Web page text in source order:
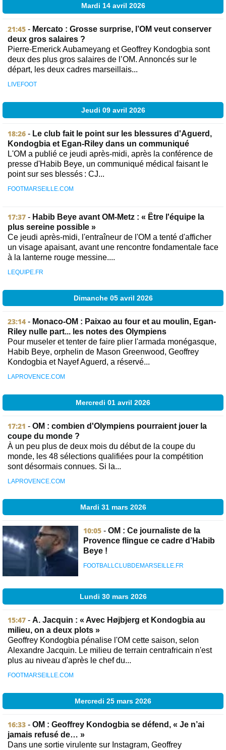
Mardi 14 avril 2026
21:45 - Mercato : Grosse surprise, l’OM veut conserver
deux gros salaires ?
Pierre-Emerick Aubameyang et Geoffrey Kondogbia sont
deux des plus gros salaires de l’OM. Annoncés sur le
départ, les deux cadres marseillais...
LIVEFOOT
Jeudi 09 avril 2026
18:26 - Le club fait le point sur les blessures d'Aguerd,
Kondogbia et Egan-Riley dans un communiqué
L'OM a publié ce jeudi après-midi, après la conférence de
presse d'Habib Beye, un communiqué médical faisant le
point sur ses blessés : CJ...
FOOTMARSEILLE.COM
17:37 - Habib Beye avant OM-Metz : « Être l'équipe la
plus sereine possible »
Ce jeudi après-midi, l'entraîneur de l'OM a tenté d'afficher
un visage apaisant, avant une rencontre fondamentale face
à la lanterne rouge messine....
LEQUIPE.FR
Dimanche 05 avril 2026
23:14 - Monaco-OM : Paixao au four et au moulin, Egan-
Riley nulle part... les notes des Olympiens
Pour museler et tenter de faire plier l'armada monégasque,
Habib Beye, orphelin de Mason Greenwood, Geoffrey
Kondogbia et Nayef Aguerd, a réservé...
LAPROVENCE.COM
Mercredi 01 avril 2026
17:21 - OM : combien d'Olympiens pourraient jouer la
coupe du monde ?
À un peu plus de deux mois du début de la coupe du
monde, les 48 sélections qualifiées pour la compétition
sont désormais connues. Si la...
LAPROVENCE.COM
Mardi 31 mars 2026
10:05 - OM : Ce journaliste de la
Provence flingue ce cadre d’Habib
Beye !
FOOTBALLCLUBDEMARSEILLE.FR
Lundi 30 mars 2026
15:47 - A. Jacquin : « Avec Højbjerg et Kondogbia au
milieu, on a deux plots »
Geoffrey Kondogbia pénalise l'OM cette saison, selon
Alexandre Jacquin. Le milieu de terrain centrafricain n'est
plus au niveau d'après le chef du...
FOOTMARSEILLE.COM
Mercredi 25 mars 2026
16:33 - OM : Geoffrey Kondogbia se défend, « Je n’ai
jamais refusé de… »
Dans une sortie virulente sur Instagram, Geoffrey